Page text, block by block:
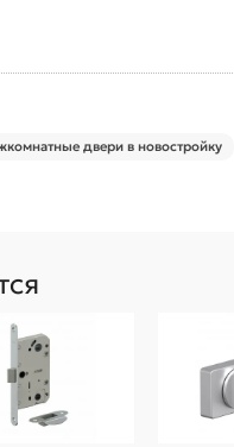
двери в новостройку